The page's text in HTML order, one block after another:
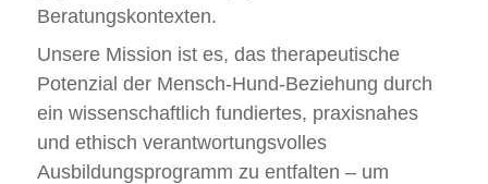
Beratungskontexten.
Unsere Mission ist es, das therapeutische
Potenzial der Mensch-Hund-Beziehung durch
ein wissenschaftlich fundiertes, praxisnahes
und ethisch verantwortungsvolles
Ausbildungsprogramm zu entfalten – um